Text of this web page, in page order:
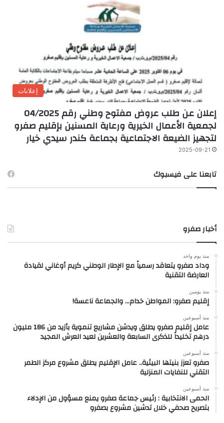
إعلانات
إعلان عن طلب عروض مفتوح وطني رقم 04/2025
لجمعية الأعمال الخيرية ورعاية المسنين بإقليم صفرو
لتجهيز الضيعة الاجتماعية بجماعة كندر سيدي خيار
2025-09-21
تابعنا على فيسبوك
أخبار صفرو
منذ يوم واحد
وداد صفرو يتعاقد رسمياً مع الإطار الوطني كريم أوغاني لقيادة
العارضة التقنية
منذ يومين
إقليم صفرو: المواطن خدام… والجماعة ناعسة!
منذ أسبوعين
عامل إقليم صفرو يطلق ويدشن مشاريع تنموية بأزيد من 186 مليون
درهم تخليداً للذكرى السابعة والعشرين لعيد العرش المجيد
منذ أسبوعين
صفرو تعزز بنيتها البيئية.. عامل الإقليم يطلق مشروع مركز الطمر
التقني للنفايات المنزلية
منذ أسبوعين
الحمى الانتخابية : رئيس جماعة صفرو يمنع مسؤول من الإدلاء
بتصريح صحفي خلال تدشين مشروع بصفرو